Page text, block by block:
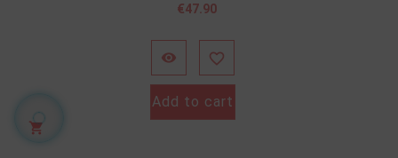
Price
€47.90
 
Add to cart
